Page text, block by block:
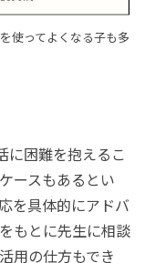
使ってよくなる子も多
に困難を抱えるこ
ースもあるとい
を具体的にアドバ
もとに先生に相談
用の仕方もでき